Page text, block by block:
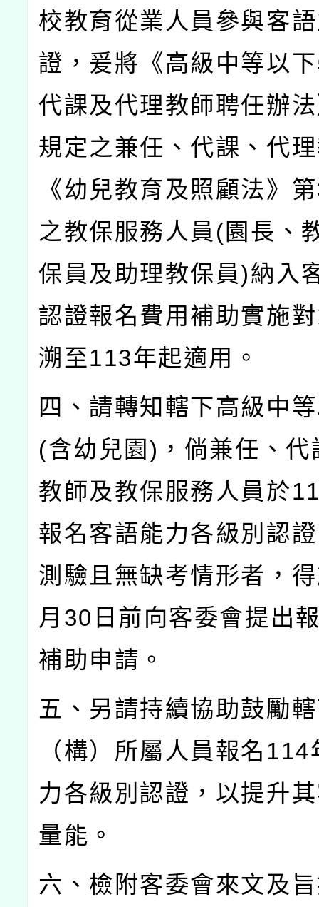
校教育從業人員參與客
證，爰將《高級中等以
代課及代理教師聘任辦
規定之兼任、代課、代
《幼兒教育及照顧法》第
之教保服務人員 (園長、
保員及助理教保員)納入
認證報名費用補助實施
溯至113年起適用。
四、請轉知轄下高級中
(含幼兒園 ) ，倘兼任、
教師及教保服務人員於
報名客語能力各級別認
測驗且無缺考情形者，
月 30 日前向客委會提出
補助申請。
五、另請持續協助鼓勵
（構）所屬人員報名 114
力各級別認證，以提升
量能。
六、檢附客委會來文及